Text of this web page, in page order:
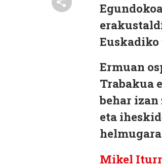
Ermuan
Trabakua
behar
eta
Mikel